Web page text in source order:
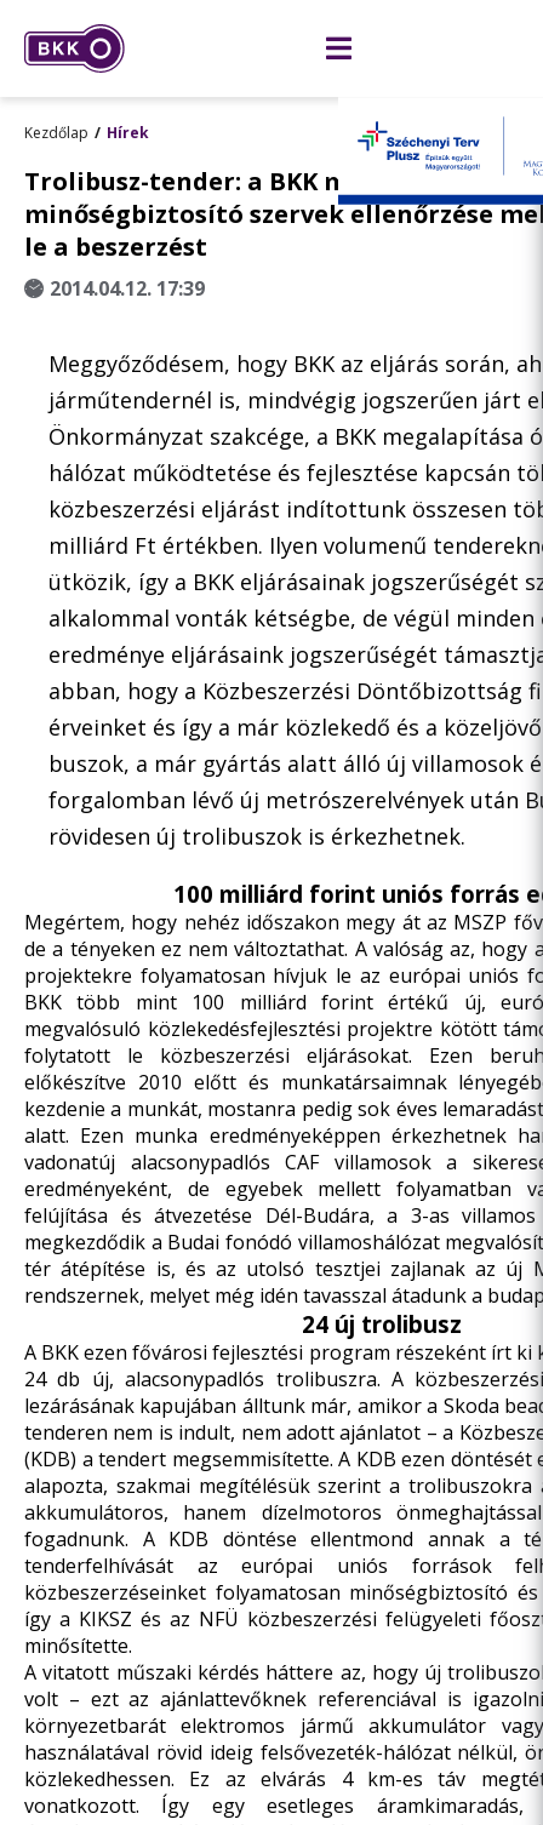
Kezdőlap Hírek
Trolibusz-tender: a BKK mindvégig
minőségbiztosító szervek ellenőrzése
le a beszerzést
2014.04.12. 17:39
Meggyőződésem, hogy BKK az eljárás során,
járműtendernél is, mindvégig jogszerűen járt
Önkormányzat szakcége, a BKK megalapítása
hálózat működtetése és fejlesztése kapcsán
közbeszerzési eljárást indítottunk összesen
milliárd Ft értékben. Ilyen volumenű
ütközik, így a BKK eljárásainak jogszerűségét
alkalommal vonták kétségbe, de végül minden
eredménye eljárásaink jogszerűségét
abban, hogy a Közbeszerzési Döntőbizottság
érveinket és így a már közlekedő és a
buszok, a már gyártás alatt álló új villamosok
forgalomban lévő új metrószerelvények után
rövidesen új trolibuszok is érkezhetnek.
100 milliárd forint uniós forrás
Megértem, hogy nehéz időszakon megy át az MSZP
de a tényeken ez nem változtathat. A valóság az, hogy
projektekre folyamatosan hívjuk le az európai uniós
BKK több mint 100 milliárd forint értékű új,
megvalósuló közlekedésfejlesztési projektre kötött
folytatott le közbeszerzési eljárásokat. Ezen
előkészítve 2010 előtt és munkatársaimnak
kezdenie a munkát, mostanra pedig sok éves
alatt. Ezen munka eredményeképpen érkezhetnek
vadonatúj alacsonypadlós CAF villamosok a
eredményeként, de egyebek mellett folyamatban
felújítása és átvezetése Dél-Budára, a 3-as
megkezdődik a Budai fonódó villamoshálózat
tér átépítése is, és az utolsó tesztjei zajlanak az új
rendszernek, melyet még idén tavasszal átadunk a
24 új trolibusz
A BKK ezen fővárosi fejlesztési program részeként írt ki
24 db új, alacsonypadlós trolibuszra. A
lezárásának kapujában álltunk már, amikor a Skoda
tenderen nem is indult, nem adott ajánlatot – a
(KDB) a tendert megsemmisítette. A KDB ezen
alapozta, szakmai megítélésük szerint a trolibuszokra
akkumulátoros, hanem dízelmotoros
fogadnunk. A KDB döntése ellentmond annak a
tenderfelhívását az európai uniós források
közbeszerzéseinket folyamatosan minőségbiztosító
így a KIKSZ és az NFÜ közbeszerzési felügyeleti
minősítette.
A vitatott műszaki kérdés háttere az, hogy új
volt – ezt az ajánlattevőknek referenciával is
környezetbarát elektromos jármű akkumulátor
használatával rövid ideig felsővezeték-hálózat nélkül,
közlekedhessen. Ez az elvárás 4 km-es táv
vonatkozott. Így egy esetleges áramkimaradás,